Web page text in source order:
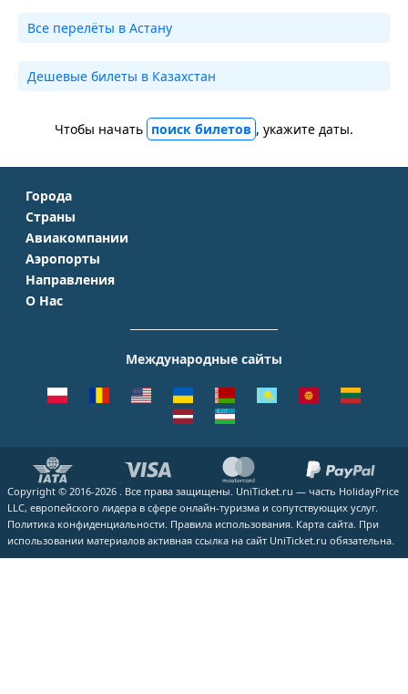
Все перелёты в Астану
Дешевые билеты в Казахстан
Чтобы начать поиск билетов , укажите даты.
Города
Москва
Санкт-Петербург
Симферополь
Краснодар
Казань
Страны
Крым
Турция
Таиланд
Чехия
Авиакомпании
Аэрофлот
S7 Airlines
Emirates
ВСЕ АВИАКОМПАНИИ
Аэропорты
Домодедово
Шереметьево
Кольцово
Курумоч
ВСЕ АЭРОПОРТЫ
Направления
Москва - Сочи
Москва - Симферополь
Москва - Ереван
Москва - Калининград
Москва - Екатеринбург
Москва - Махачкала
ВСЕ НАПРАВЛЕНИЯ
О Нас
Помощь
Вакансии
Блог
Как купить билет
Международные сайты
Copyright © 2016-2026 . Все права защищены. UniTicket.ru — часть HolidayPrice
LLC, европейского лидера в сфере онлайн-туризма и сопутствующих услуг.
Политика конфиденциальности. Правила использования. Карта сайта. При
использовании материалов активная ссылка на сайт UniTicket.ru обязательна.